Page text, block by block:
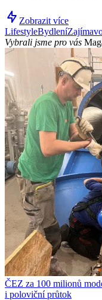
Zobrazit více
LifestyleBydlení
Vybrali jsme pro vás
ČEZ za 100 milionů
i poloviční průtok